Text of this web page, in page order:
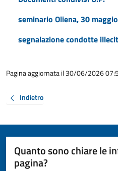
seminario Oliena, 30
segnalazione condotte
Pagina aggiornata il 30/06/2026
Indietro
Quanto sono chiare le
pagina?